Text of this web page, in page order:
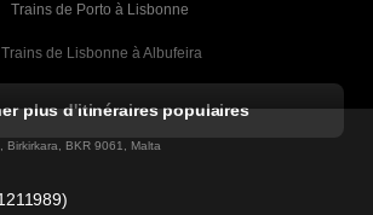
Trains de Porto à Lisbonne
Trains de Lisbonne à Albufeira
Trains de Lisbonne à Lagos
plus d'itinéraires populaires
1451)
BKR 9061, Malta